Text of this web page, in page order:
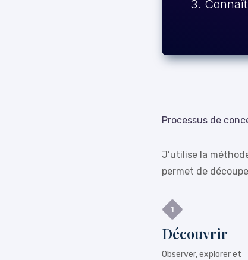
Processus de
J’utilise la
permet de
Découvrir
Observer, explorer et